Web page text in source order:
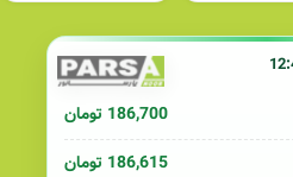
186,700 تومان
186,615 تومان